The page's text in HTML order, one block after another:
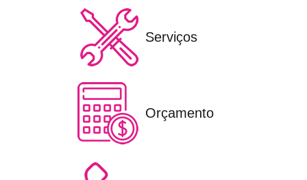
Serviços
Orçamento